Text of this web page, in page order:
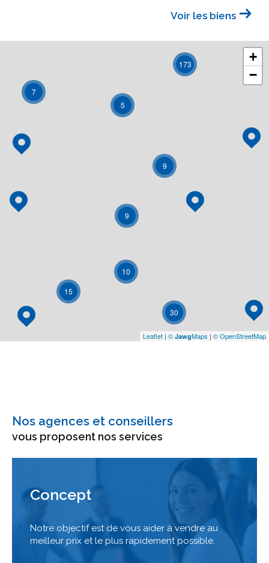
Voir les biens
15
9
10
9
30
7
5
173
+
−
Leaflet | © JawgMaps | © OpenStreetMap
Nos agences et conseillers
vous proposent nos services
Concept
Notre objectif est de vous aider à vendre au
meilleur prix et le plus rapidement possible.